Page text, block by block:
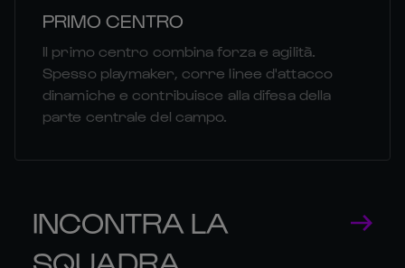
PRIMO CENTRO
Il primo centro combina forza e agilità.
Spesso playmaker, corre linee d'attacco
dinamiche e contribuisce alla difesa della
parte centrale del campo.
INCONTRA LA